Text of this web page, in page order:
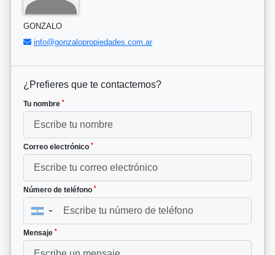
GONZALO
info@gonzalopropiedades.com.ar
¿Prefieres que te contactemos?
Tu nombre *
Correo electrónico *
Número de teléfono *
▼
Mensaje *